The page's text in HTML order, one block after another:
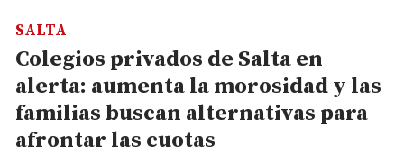
Colegios privados de Salta en
alerta: aumenta la morosidad y las
familias buscan alternativas para
afrontar las cuotas
SALTA